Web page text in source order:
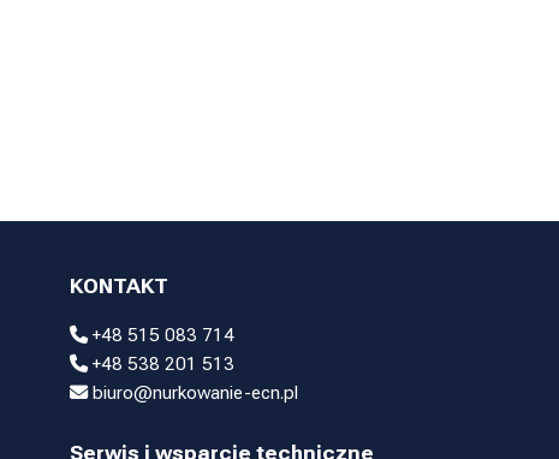
KONTAKT
+48 515 083 714
+48 538 201 513
biuro@nurkowanie-ecn.pl
Serwis i wsparcie techniczne